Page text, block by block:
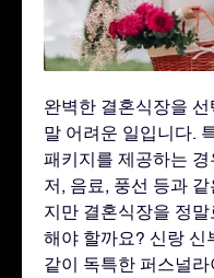
완벽한 결혼식장을
말 어려운 일입니다.
패키지를 제공하는
저, 음료, 풍선 등과
지만 결혼식장을 정
해야 할까요? 신랑 신
같이 독특한 퍼스널